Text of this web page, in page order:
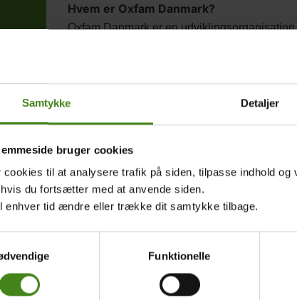
Samtykke Detaljer
bruger cookies
cookies til at analysere trafik på siden, tilpasse indhold
du fortsætter med at anvende siden.
enhver tid ændre eller trække dit samtykke tilbage.
Funktionelle
Hvem er Oxfam Danmark?
Oxfam Danmark er en
Mellemøsten og Latinamerika hjælper
ressourcer. Gennem oplysning i Danmark
forståelse for de problemer,
Danmark er den danske del af Oxfam - en
lande i verden. Sidste år fik mere end 19,2
Formålet med kampagnen er at skabe
2000 skrev alle verdens ledere under på
adgang til en gratis grunduddannelse af god
nummer 4 handler om at sikre alle børn en
skole. Med Hele Verden i Skole kan
Hvad er LæseRaketten?
LæseRaketten er en gratis bog, som